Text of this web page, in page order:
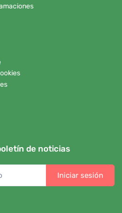
de noticias
Iniciar sesión